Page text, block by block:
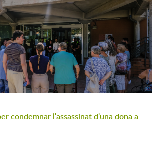
condemnar l'assassinat d'una dona a